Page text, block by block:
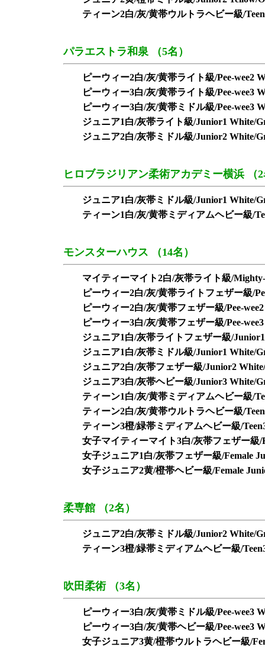
ティーン2白/灰/黄帯ウルトラヘビー級/
パラエストラ和泉 （5名）
ピーウィー2白/灰/黄帯ライト級/Pee-wee2
ピーウィー3白/灰/黄帯ライト級/Pee-wee3
ピーウィー3白/灰/黄帯ミドル級/Pee-wee3
ジュニア1白/灰帯ライト級/Junior1 White/
ジュニア2白/灰帯ミドル級/Junior2 White/
ヒロブラジリアン柔術アカデミー横浜 （
ジュニア1白/灰帯ミドル級/Junior1 White/
ティーン1白/灰/黄帯ミディアムヘビー級/
モンスターハウス （14名）
マイティーマイト2白/灰帯ライト級/Mighty-
ピーウィー2白/灰/黄帯ライトフェザー級/
ピーウィー2白/灰/黄帯フェザー級/Pee-wee2
ピーウィー3白/灰/黄帯フェザー級/Pee-wee3
ジュニア1白/灰帯ライトフェザー級/Junior1
ジュニア1白/灰帯ミドル級/Junior1 White/
ジュニア2白/灰帯フェザー級/Junior2 White/
ジュニア3白/灰帯ヘビー級/Junior3 White/
ティーン1白/灰/黄帯ミディアムヘビー級/
ティーン2白/灰/黄帯ウルトラヘビー級/
ティーン3橙/緑帯ミディアムヘビー級/
女子マイティーマイト3白/灰帯フェザー級/
女子ジュニア1白/灰帯フェザー級/Female
女子ジュニア2黄/橙帯ヘビー級/Female
柔専館 （2名）
ジュニア2白/灰帯ミドル級/Junior2 White/
ティーン3橙/緑帯ミディアムヘビー級/
吹田柔術 （3名）
ピーウィー3白/灰/黄帯ミドル級/Pee-wee3
ピーウィー3白/灰/黄帯ヘビー級/Pee-wee3
女子ジュニア3黄/橙帯ウルトラヘビー級/